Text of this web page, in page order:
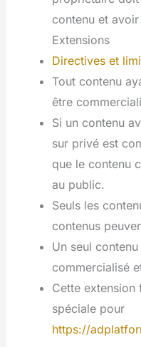
contenu et
Extensions
Directives et
Tout contenu
être
Si un contenu
sur privé est
que le contenu
au public.
Seuls les
contenus
Un seul
commercialisé
Cette
spéciale pour
https://